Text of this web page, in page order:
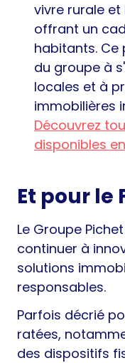
vivre rurale et
offrant un
habitants.
du groupe à
locales et à
immobilières
Découvrez
disponibles
Et pour le
Le Groupe
continuer à
solutions
responsables.
Parfois décrié
ratées,
des dispositifs